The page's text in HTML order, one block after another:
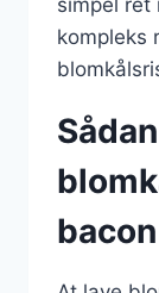
kompleks
bacon